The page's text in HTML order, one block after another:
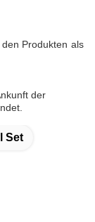
Produkten als
der
Set